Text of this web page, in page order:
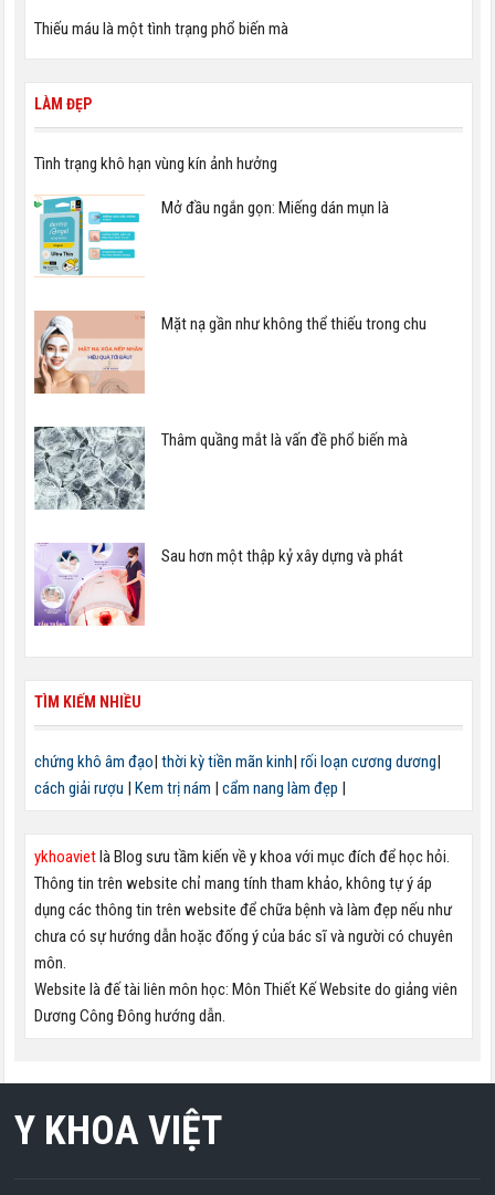
Thiếu máu là một tình trạng phổ biến mà
LÀM ĐẸP
Tình trạng khô hạn vùng kín ảnh hưởng
Mở đầu ngắn gọn: Miếng dán mụn là
Mặt nạ gần như không thể thiếu trong chu
Thâm quầng mắt là vấn đề phổ biến mà
Sau hơn một thập kỷ xây dựng và phát
TÌM KIẾM NHIỀU
chứng khô âm đạo| thời kỳ tiền mãn kinh| rối loạn cương dương|
cách giải rượu | Kem trị nám | cẩm nang làm đẹp |
ykhoavietlà Blog sưu tầm kiến về y khoa với mục đích để học hỏi.
Thông tin trên website chỉ mang tính tham khảo, không tự ý áp
dụng các thông tin trên website để chữa bệnh và làm đẹp nếu như
chưa có sự hướng dẫn hoặc đống ý của bác sĩ và người có chuyên
môn.
Website là đế tài liên môn học: Môn Thiết Kế Website do giảng viên
Dương Công Đông hướng dẫn.
Y KHOA VIỆT